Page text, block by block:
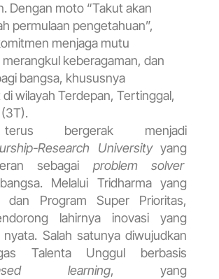
Dengan moto “Takut akan
permulaan pengetahuan”,
menjaga mutu
keberagaman, dan
bangsa, khususnya
wilayah Terdepan, Tertinggal,
bergerak menjadi
Research Universityyang
sebagai problem solver
Melalui Tridharma yang
dan Program Super Prioritas,
lahirnya inovasi yang
nyata. Salah satunya diwujudkan
Talenta Unggul berbasis
learning, yang